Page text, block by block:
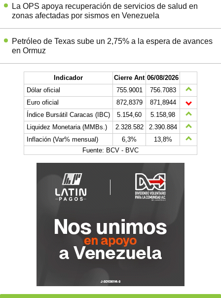
La OPS apoya recuperación de servicios de salud en
zonas afectadas por sismos en Venezuela
Petróleo de Texas sube un 2,75% a la espera de avances
en Ormuz
Indicador Cierre Ant 06/08/2026
Dólar oficial
755.9001
756.7083
Euro oficial
872,8379
871,8944
Índice Bursátil Caracas (IBC)
5.154,60
5.158,98
Liquidez Monetaria (MMBs.)
2.328.582
2.390.884
Inflación (Var% mensual)
6,3%
13,8%
Fuente: BCV - BVC